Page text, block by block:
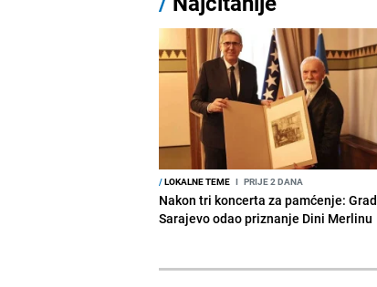
/LOKALNE TEME I PRIJE 2 DANA
Nakon tri koncerta za pamćenje: Grad
Sarajevo odao priznanje Dini Merlinu